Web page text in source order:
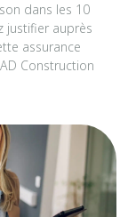
dans les 10
justifier auprès
assurance
Construction